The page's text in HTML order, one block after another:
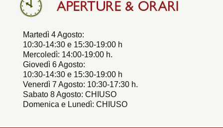
Martedì 4 Agosto:
10:30-14:30 e 15:30-19:00 h
Mercoledì: 14:00-19:00 h.
Giovedì 6 Agosto:
10:30-14:30 e 15:30-19:00 h
Venerdì 7 Agosto: 10:30-17:30 h.
Sabato 8 Agosto: CHIUSO
Domenica e Lunedì: CHIUSO